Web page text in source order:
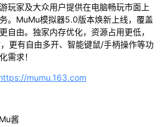
玩家及大众用户提供在电脑畅玩市面上
。MuMu模拟器5.0版本焕新上线，覆盖
自由。独家内存优化，资源占用更低，
更有自由多开、智能键鼠/手柄操作等功
需求！
mumu.163.com
酱